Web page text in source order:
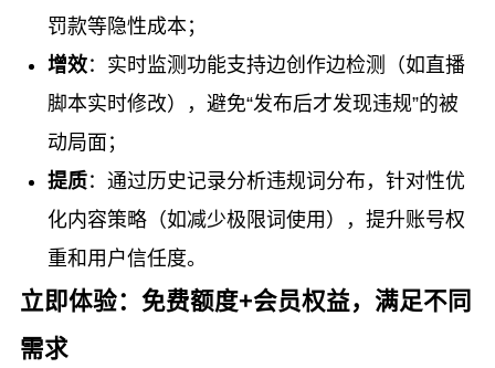
罚款等隐性成本；
增效：实时监测功能支持边创作边检测（如直播
脚本实时修改），避免“发布后才发现违规”的被
动局面；
提质：通过历史记录分析违规词分布，针对性优
化内容策略（如减少极限词使用），提升账号权
重和用户信任度。
立即体验：免费额度+会员权益，满足不同
需求